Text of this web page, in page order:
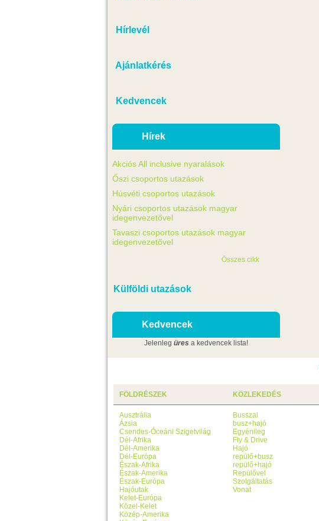
Hírlevél
Ajánlatkérés
Kedvencek
Hírek
Akciós All inclusive nyaralások
Őszi csoportos utazások
Húsvéti csoportos utazások
Nyári csoportos utazások magyar
idegenvezetővel
Tavaszi csoportos utazások magyar
idegenvezetővel
Összes cikk
Külföldi utazások
Kedvencek
Jelenleg üres a kedvencek lista!
FÖLDRÉSZEK
Ausztrália
Ázsia
Csendes-Óceáni Szigetvilág
Dél-Afrika
Dél-Amerika
Dél-Európa
Észak-Afrika
Észak-Amerika
Észak-Európa
Hajóutak
Kelet-Európa
Közel-Kelet
Közép-Amerika
KÖZLEKEDÉS
Busszal
busz+hajó
Egyénileg
Fly & Drive
Hajó
repülő+busz
repülő+hajó
Repülővel
Szolgáltatás
Vonat